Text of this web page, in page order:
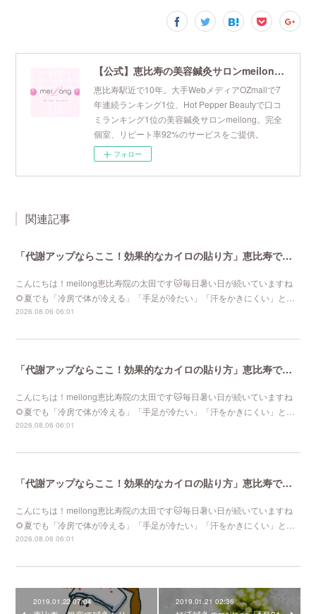
【公式】恵比寿の美容鍼灸サロンmeilong｜ツボを押さえた針・お灸の治療で美容と健康を叶えます
恵比寿駅近で10年。大手WebメディアOZmallで7
年連続ランキング1位、Hot Pepper Beautyで口コ
ミランキング1位の美容鍼灸サロンmeilong。完全
個室、リピート率92%のサービスをご提供。
フォロー
関連記事
「代謝アップならここ！効果的なカイロの貼り方」恵比寿で口コミNo 1美容鍼灸ならmeilong
こんにちは！meilong恵比寿院の太田です🐱毎日暑い日が続いていますね
🌻夏でも「冷房で体が冷える」「手足が冷たい」「汗をかきにくい」と…
2026.08.06 06:01
「代謝アップならここ！効果的なカイロの貼り方」恵比寿で口コミNo 1美容鍼灸ならmeilong
こんにちは！meilong恵比寿院の太田です🐱毎日暑い日が続いていますね
🌻夏でも「冷房で体が冷える」「手足が冷たい」「汗をかきにくい」と…
2026.08.06 06:01
「代謝アップならここ！効果的なカイロの貼り方」恵比寿で口コミNo 1美容鍼灸ならmeilong
こんにちは！meilong恵比寿院の太田です🐱毎日暑い日が続いていますね
🌻夏でも「冷房で体が冷える」「手足が冷たい」「汗をかきにくい」と…
2026.08.06 06:01
2019.01.22 07:04 2019.01.21 02:36